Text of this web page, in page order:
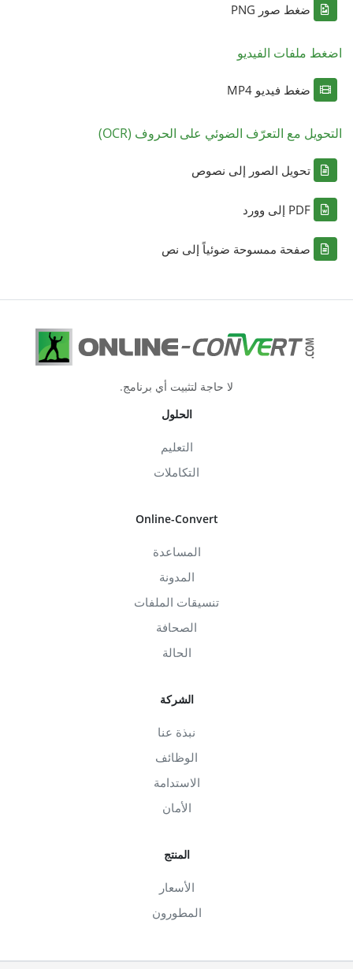
ضغط صور PNG
اضغط ملفات الفيديو
ضغط فيديو MP4
التحويل مع التعرّف الضوئي على الحروف (OCR)
تحويل الصور إلى نصوص
PDF إلى وورد
صفحة ممسوحة ضوئياً إلى نص
لا حاجة لتثبيت أي برنامج.
الحلول
التعليم
التكاملات
Online-Convert
المساعدة
المدونة
تنسيقات الملفات
الصحافة
الحالة
الشركة
نبذة عنا
الوظائف
الاستدامة
الأمان
المنتج
الأسعار
المطورون